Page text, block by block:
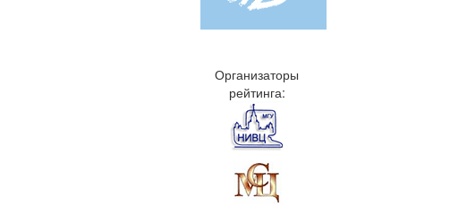
Организаторы
рейтинга: